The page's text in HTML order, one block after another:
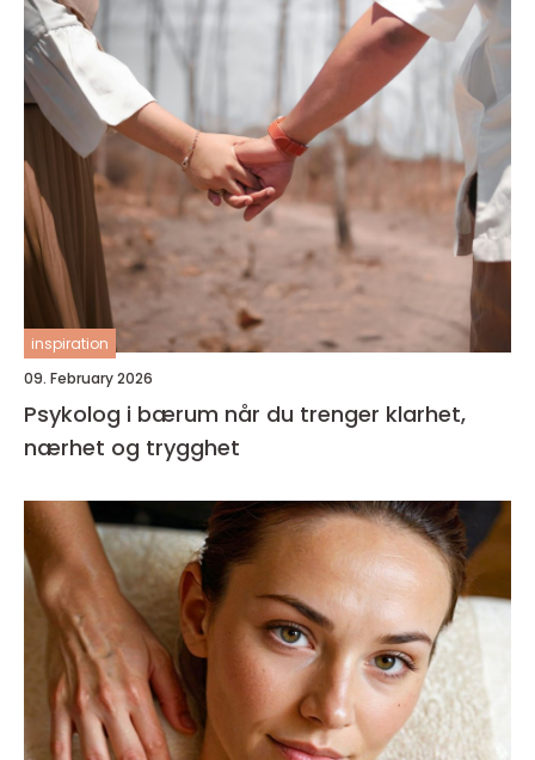
inspiration
09. February 2026
Psykolog i bærum når du trenger klarhet,
nærhet og trygghet